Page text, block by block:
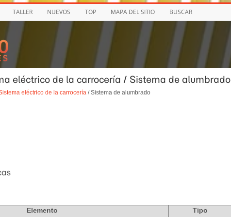
TALLER NUEVOS TOP MAPA DEL SITIO BUSCAR
eléctrico de la carrocería / Sistema de alumbrado
eléctrico de la carrocería / Sistema de alumbrado
Elemento Tipo